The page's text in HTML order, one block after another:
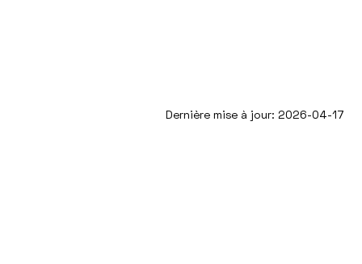
Dernière mise à jour: 2026-04-17